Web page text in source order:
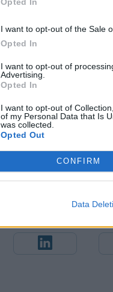
I want to opt-out of the Sale
Opted In
I want to opt-out of
Advertising.
Opted In
I want to opt-out of
of my Personal Data that Is
was collected.
Opted Out
CONFIRM
Data